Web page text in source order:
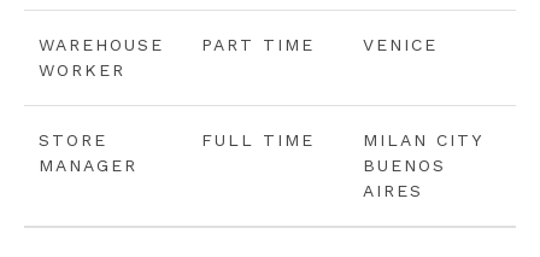
WAREHOUSE
WORKER
PART TIME VENICE
STORE
MANAGER
FULL TIME
MILAN CITY
BUENOS
AIRES